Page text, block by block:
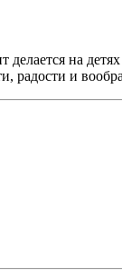
на
радости и